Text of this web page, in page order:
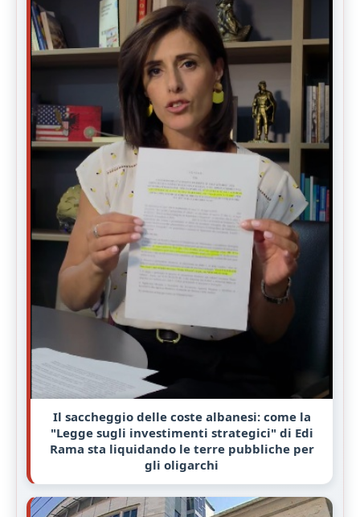
Il saccheggio delle coste albanesi: come la
"Legge sugli investimenti strategici" di Edi
Rama sta liquidando le terre pubbliche per
gli oligarchi